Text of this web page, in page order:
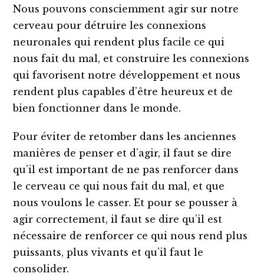
Nous pouvons consciemment agir sur notre
cerveau pour détruire les connexions
neuronales qui rendent plus facile ce qui
nous fait du mal, et construire les connexions
qui favorisent notre développement et nous
rendent plus capables d’être heureux et de
bien fonctionner dans le monde.
Pour éviter de retomber dans les anciennes
manières de penser et d’agir, il faut se dire
qu’il est important de ne pas renforcer dans
le cerveau ce qui nous fait du mal, et que
nous voulons le casser. Et pour se pousser à
agir correctement, il faut se dire qu’il est
nécessaire de renforcer ce qui nous rend plus
puissants, plus vivants et qu’il faut le
consolider.